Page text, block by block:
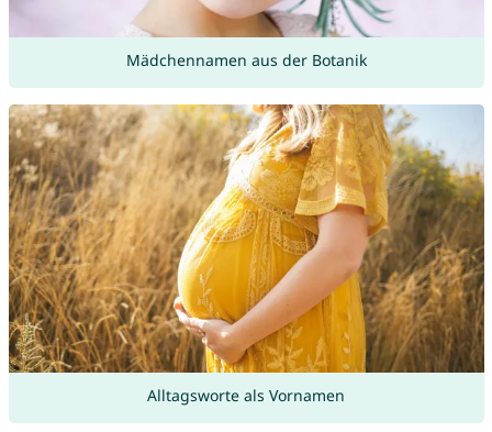
Mädchennamen aus der Botanik
Alltagsworte als Vornamen